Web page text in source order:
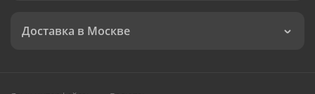
Доставка в Москве